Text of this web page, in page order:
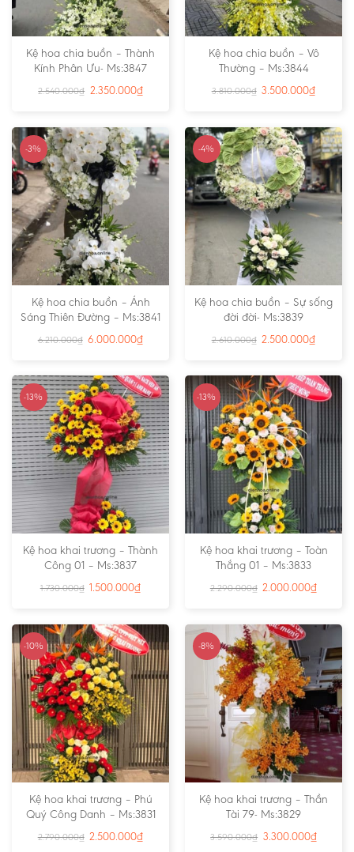
Kệ hoa chia buồn – Thành
Kính Phân Ưu- Ms:3847
2.540.000₫ 2.350.000₫
Kệ hoa chia buồn – Vô
Thường – Ms:3844
3.810.000₫ 3.500.000₫
-3%
Kệ hoa chia buồn – Ánh
Sáng Thiên Đường – Ms:3841
6.210.000₫ 6.000.000₫
-4%
Kệ hoa chia buồn – Sự sống
đời đời- Ms:3839
2.610.000₫ 2.500.000₫
-13%
Kệ hoa khai trương – Thành
Công 01 – Ms:3837
1.730.000₫ 1.500.000₫
-13%
Kệ hoa khai trương – Toàn
Thắng 01 – Ms:3833
2.290.000₫ 2.000.000₫
-10%
Kệ hoa khai trương – Phú
Quý Công Danh – Ms:3831
2.790.000₫ 2.500.000₫
-8%
Kệ hoa khai trương – Thần
Tài 79- Ms:3829
3.590.000₫ 3.300.000₫